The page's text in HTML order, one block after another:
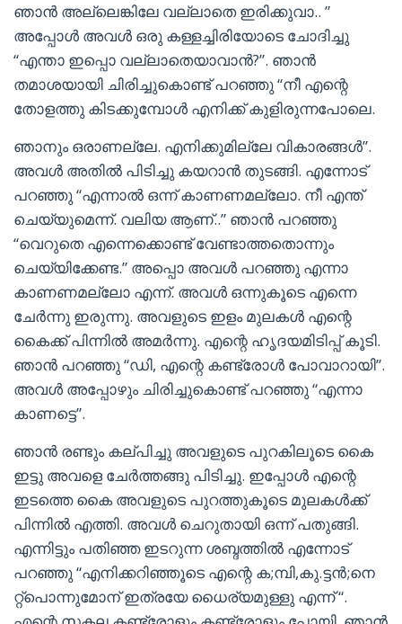
ഞാൻ അല്ലെങ്കിലേ വല്ലാതെ ഇരിക്കുവാ.. ”
അപ്പോൾ അവൾ ഒരു കള്ളച്ചിരിയോടെ ചോദിച്ചു
“എന്താ ഇപ്പൊ വല്ലാതെയാവാൻ?”. ഞാൻ
തമാശയായി ചിരിച്ചുകൊണ്ട് പറഞ്ഞു “നീ എന്റെ
തോളത്തു കിടക്കുമ്പോൾ എനിക്ക് കുളിരുന്നപോലെ.
ഞാനും ഒരാണല്ലേ. എനിക്കുമില്ലേ വികാരങ്ങൾ”.
അവൾ അതിൽ പിടിച്ചു കയറാൻ തുടങ്ങി. എന്നോട്
പറഞ്ഞു “എന്നാൽ ഒന്ന് കാണണമല്ലോ. നീ എന്ത്
ചെയ്യുമെന്ന്. വലിയ ആണ്..” ഞാൻ പറഞ്ഞു
“വെറുതെ എന്നെക്കൊണ്ട് വേണ്ടാത്തതൊന്നും
ചെയ്യിക്കേണ്ട.” അപ്പൊ അവൾ പറഞ്ഞു എന്നാ
കാണണമല്ലോ എന്ന്. അവൾ ഒന്നുകൂടെ എന്നെ
ചേർന്നു ഇരുന്നു. അവളുടെ ഇളം മുലകൾ എന്റെ
കൈക്ക് പിന്നിൽ അമർന്നു. എന്റെ ഹൃദയമിടിപ്പ് കൂടി.
ഞാൻ പറഞ്ഞു “ഡി, എന്റെ കണ്ട്രോൾ പോവാറായി”.
അവൾ അപ്പോഴും ചിരിച്ചുകൊണ്ട് പറഞ്ഞു “എന്നാ
കാണട്ടെ”.
ഞാൻ രണ്ടും കല്പിച്ചു അവളുടെ പുറകിലൂടെ കൈ
ഇട്ടു അവളെ ചേർത്തങ്ങു പിടിച്ചു. ഇപ്പോൾ എന്റെ
ഇടത്തെ കൈ അവളുടെ പുറത്തുകൂടെ മുലകൾക്ക്
പിന്നിൽ എത്തി. അവൾ ചെറുതായി ഒന്ന് പതുങ്ങി.
എന്നിട്ടും പതിഞ്ഞ ഇടറുന്ന ശബ്ദത്തിൽ എന്നോട്
പറഞ്ഞു “എനിക്കറിഞ്ഞൂടെ എന്റെ ക;മ്പി,കു.ട്ടന്‍;നെ
റ്റ്പൊന്നുമോന് ഇത്രയേ ധൈര്യമുള്ളു എന്ന് “.